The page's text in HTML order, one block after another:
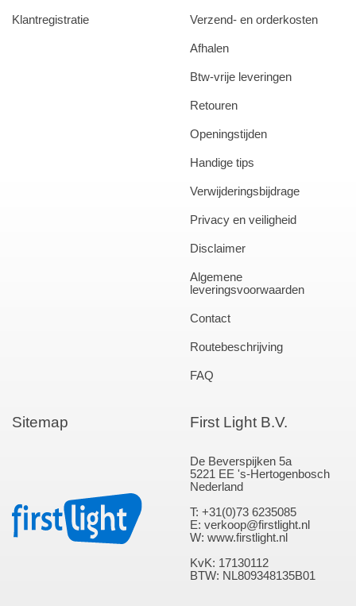
Verzend- en orderkosten
Afhalen
Btw-vrije leveringen
Retouren
Openingstijden
Handige tips
Verwijderingsbijdrage
Privacy en veiligheid
Disclaimer
Algemene
leveringsvoorwaarden
Contact
Routebeschrijving
FAQ
Klantregistratie
Sitemap First Light B.V.
De Beverspijken 5a
5221 EE 's-Hertogenbosch
Nederland
T: +31(0)73 6235085
E: verkoop@firstlight.nl
W: www.firstlight.nl
KvK: 17130112
BTW: NL809348135B01